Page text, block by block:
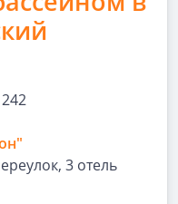
3 отель